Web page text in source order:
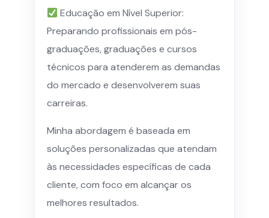
Educação em Nível Superior:
Preparando profissionais em pós-
graduações, graduações e cursos
técnicos para atenderem as demandas
do mercado e desenvolverem suas
carreiras.
Minha abordagem é baseada em
soluções personalizadas que atendam
às necessidades específicas de cada
cliente, com foco em alcançar os
melhores resultados.